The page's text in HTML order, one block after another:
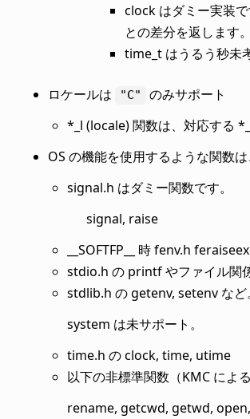
clock はダミー実装
との差分を返します。
time_t はうるう秒未
ロケールは "C"
のみサポート
*_l (locale) 関数は、対応する
OS の機能を使用するような関数
signal.h はダミー関数です。
signal, raise
__SOFTFP__ 時 fenv.h
stdio.h の printf やファイル関
stdlib.h の getenv, setenv など。
system は未サポート。
time.h の clock, time, utime
以下の非標準関数（KMC による
rename, getcwd, getwd,